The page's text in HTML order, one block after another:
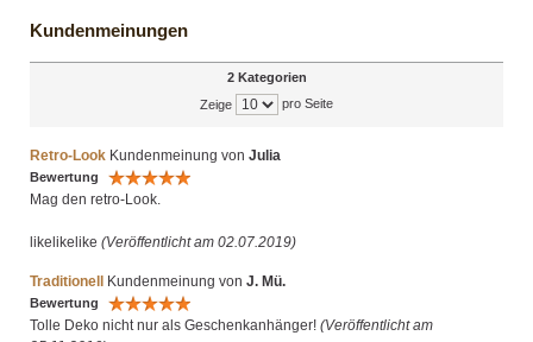
Kundenmeinungen
2 Kategorien
Zeige
pro Seite
Retro-Look Kundenmeinung von Julia
Bewertung
Mag den retro-Look.
likelikelike (Veröffentlicht am 02.07.2019)
Traditionell Kundenmeinung von J. Mü.
Bewertung
Tolle Deko nicht nur als Geschenkanhänger! (Veröffentlicht am